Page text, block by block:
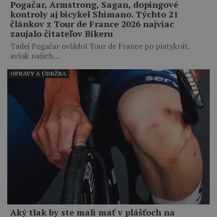
Pogačar, Armstrong, Sagan, dopingové
kontroly aj bicykel Shimano. Týchto 21
článkov z Tour de France 2026 najviac
zaujalo čitateľov Bikeru
Tadej Pogačar ovládol Tour de France po piatykrát,
avšak našich…
Aký tlak by ste mali mať v plášťoch na
OPRAVY A ÚDRŽBA